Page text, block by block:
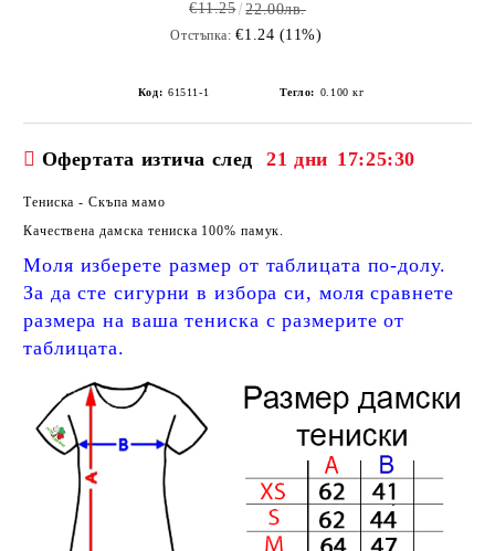
€11.25 22.00лв.
Отстъпка: €1.24 (11%)
Код: 61511-1 Тегло: 0.100 кг
Офертата изтича след 21 дни 17:25:29
Тениска - Скъпа мамо
Качествена дамска тениска 100% памук.
Моля изберете размер от таблицата по-долу.
За да сте сигурни в избора си, моля сравнете
размера на ваша тениска с размерите от
таблицата.